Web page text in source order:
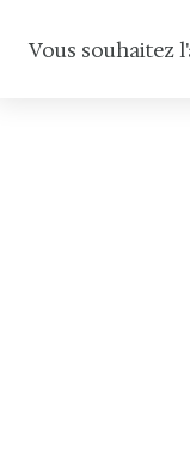
Vous souhaitez